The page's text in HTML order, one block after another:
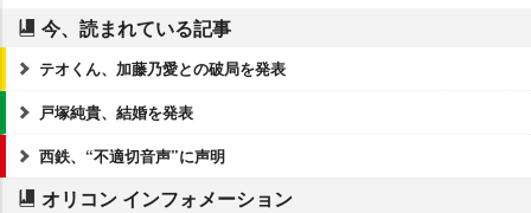
今、読まれている記事
テオくん、加藤乃愛との破局を発表
戸塚純貴、結婚を発表
西鉄、“不適切音声”に声明
オリコン インフォメーション